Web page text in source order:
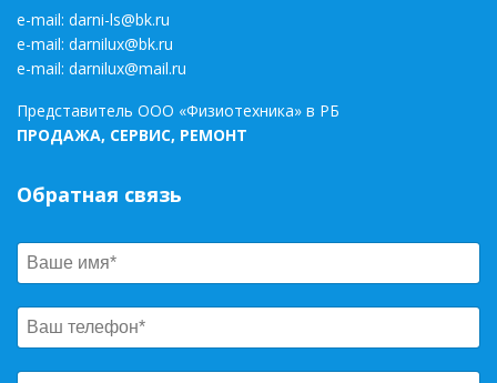
e-mail: darni-ls@bk.ru
e-mail: darnilux@bk.ru
e-mail: darnilux@mail.ru
Представитель ООО «Физиотехника» в РБ
ПРОДАЖА, СЕРВИС, РЕМОНТ
Обратная связь